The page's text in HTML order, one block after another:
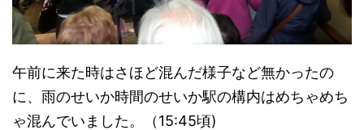
午前に来た時はさほど混んだ様子など無かったの
に、雨のせいか時間のせいか駅の構内はめちゃめち
ゃ混んでいました。（15:45頃)